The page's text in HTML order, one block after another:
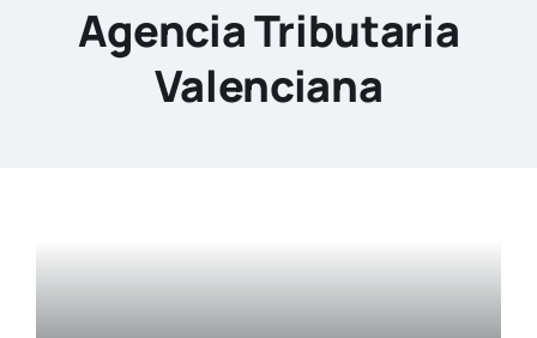
Agencia Tributaria
Valenciana